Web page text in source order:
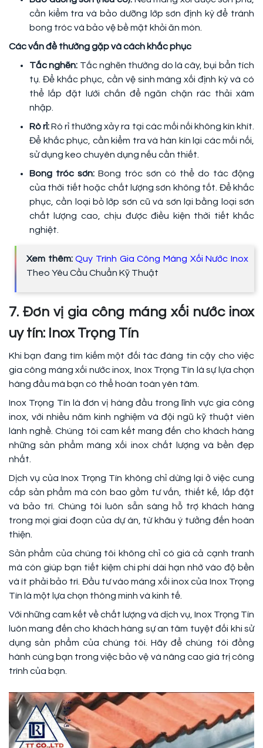
cần kiểm tra và bảo dưỡng lớp sơn định kỳ để tránh
bong tróc và bảo vệ bề mặt khỏi ăn mòn.
Các vấn đề thường gặp và cách khắc phục
Tắc nghẽn: Tắc nghẽn thường do lá cây, bụi bẩn tích
tụ. Để khắc phục, cần vệ sinh máng xối định kỳ và có
thể lắp đặt lưới chắn để ngăn chặn rác thải xâm
nhập.
Rò rỉ:Rò rỉ thường xảy ra tại các mối nối không kín khít.
Để khắc phục, cần kiểm tra và hàn kín lại các mối nối,
sử dụng keo chuyên dụng nếu cần thiết.
Bong tróc sơn: Bong tróc sơn có thể do tác động
của thời tiết hoặc chất lượng sơn không tốt. Để khắc
phục, cần loại bỏ lớp sơn cũ và sơn lại bằng loại sơn
chất lượng cao, chịu được điều kiện thời tiết khắc
nghiệt.
Xem thêm: Quy Trình Gia Công Máng Xối Nước Inox
Theo Yêu Cầu Chuẩn Kỹ Thuật
7. Đơn vị gia công máng xối nước inox
uy tín: Inox Trọng Tín
Khi bạn đang tìm kiếm một đối tác đáng tin cậy cho việc
gia công máng xối nước inox, Inox Trọng Tín là sự lựa chọn
hàng đầu mà bạn có thể hoàn toàn yên tâm.
Inox Trọng Tín là đơn vị hàng đầu trong lĩnh vực gia công
inox, với nhiều năm kinh nghiệm và đội ngũ kỹ thuật viên
lành nghề. Chúng tôi cam kết mang đến cho khách hàng
những sản phẩm máng xối inox chất lượng và bền đẹp
nhất.
Dịch vụ của Inox Trọng Tín không chỉ dừng lại ở việc cung
cấp sản phẩm mà còn bao gồm tư vấn, thiết kế, lắp đặt
và bảo trì. Chúng tôi luôn sẵn sàng hỗ trợ khách hàng
trong mọi giai đoạn của dự án, từ khâu ý tưởng đến hoàn
thiện.
Sản phẩm của chúng tôi không chỉ có giá cả cạnh tranh
mà còn giúp bạn tiết kiệm chi phí dài hạn nhờ vào độ bền
và ít phải bảo trì. Đầu tư vào máng xối inox của Inox Trọng
Tín là một lựa chọn thông minh và kinh tế.
Với những cam kết về chất lượng và dịch vụ, Inox Trọng Tín
luôn mang đến cho khách hàng sự an tâm tuyệt đối khi sử
dụng sản phẩm của chúng tôi. Hãy để chúng tôi đồng
hành cùng bạn trong việc bảo vệ và nâng cao giá trị công
trình của bạn.